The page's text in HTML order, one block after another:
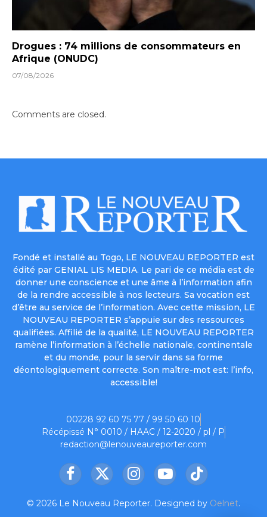
Drogues : 74 millions de consommateurs en
Afrique (ONUDC)
07/08/2026
Comments are closed.
Fondé et installé au Togo, LE NOUVEAU REPORTER est
édité par GENIAL LIS MEDIA. Le pari de ce média est de
donner une conscience et une âme à l’information afin
de la rendre accessible à nos lecteurs. Sa vocation est
d’être au service de l’information. Avec cette mission, LE
NOUVEAU REPORTER s’appuie sur des ressources
qualifiées. Affilié de la qualité, LE NOUVEAU REPORTER
ramène l’information à l’échelle nationale, continentale
et du monde, pour la servir dans sa forme
déontologiquement correcte. Son maître-mot est: l’info,
accessible!
00228 92 60 75 77 / 99 50 60 10
Récépissé N° 0010 / HAAC / 12-2020 / pl / P
redaction@lenouveaureporter.com
Facebook
X
InstagramYouTubeTikTok
© 2026 Le Nouveau Reporter. Designed by Oelnet.